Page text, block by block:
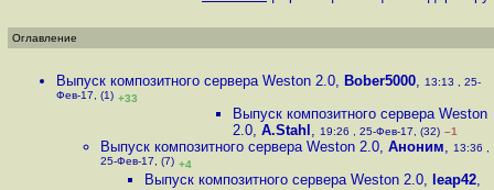
Оглавление
Выпуск композитного сервера Weston 2.0, Bober5000, 13:13 , 25-
Фев-17, (1) +33
Выпуск композитного сервера Weston
2.0, A.Stahl , 19:26 , 25-Фев-17, (32) –1
Выпуск композитного сервера Weston 2.0, Аноним, 13:36 ,
25-Фев-17, (7) +4
Выпуск композитного сервера Weston 2.0, leap42,